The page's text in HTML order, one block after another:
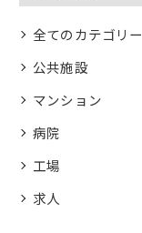
全てのカテゴリー
公共施設
マンション
病院
工場
求人